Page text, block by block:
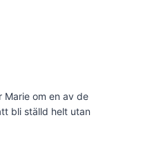
Marie om en av de
bli ställd helt utan